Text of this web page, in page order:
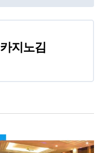
카지노김